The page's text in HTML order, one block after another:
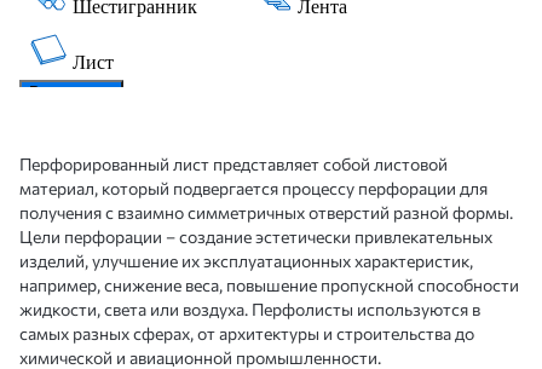
Перфорированный лист представляет собой листовой
материал, который подвергается процессу перфорации для
получения с взаимно симметричных отверстий разной формы.
Цели перфорации – создание эстетически привлекательных
изделий, улучшение их эксплуатационных характеристик,
например, снижение веса, повышение пропускной способности
жидкости, света или воздуха. Перфолисты используются в
самых разных сферах, от архитектуры и строительства до
химической и авиационной промышленности.